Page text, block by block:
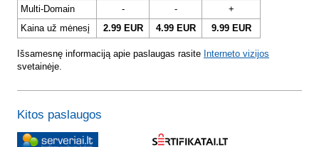
Multi-Domain
- -
+
Kaina už mėnesį
2.99 EUR 4.99 EUR 9.99 EUR
Išsamesnę informaciją apie paslaugas rasite Interneto vizijos
svetainėje.
Kitos paslaugos